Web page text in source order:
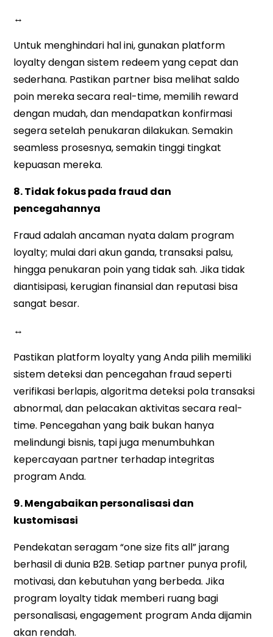
↔
Untuk menghindari hal ini, gunakan platform
loyalty dengan sistem redeem yang cepat dan
sederhana. Pastikan partner bisa melihat saldo
poin mereka secara real-time, memilih reward
dengan mudah, dan mendapatkan konfirmasi
segera setelah penukaran dilakukan. Semakin
seamless prosesnya, semakin tinggi tingkat
kepuasan mereka.
8. Tidak fokus pada fraud dan
pencegahannya
Fraud adalah ancaman nyata dalam program
loyalty; mulai dari akun ganda, transaksi palsu,
hingga penukaran poin yang tidak sah. Jika tidak
diantisipasi, kerugian finansial dan reputasi bisa
sangat besar.
↔
Pastikan platform loyalty yang Anda pilih memiliki
sistem deteksi dan pencegahan fraud seperti
verifikasi berlapis, algoritma deteksi pola transaksi
abnormal, dan pelacakan aktivitas secara real-
time. Pencegahan yang baik bukan hanya
melindungi bisnis, tapi juga menumbuhkan
kepercayaan partner terhadap integritas
program Anda.
9. Mengabaikan personalisasi dan
kustomisasi
Pendekatan seragam “one size fits all” jarang
berhasil di dunia B2B. Setiap partner punya profil,
motivasi, dan kebutuhan yang berbeda. Jika
program loyalty tidak memberi ruang bagi
personalisasi, engagement program Anda dijamin
akan rendah.